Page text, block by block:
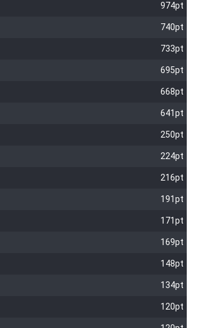
974pt
740pt
733pt
695pt
668pt
641pt
250pt
224pt
216pt
191pt
171pt
169pt
148pt
134pt
120pt